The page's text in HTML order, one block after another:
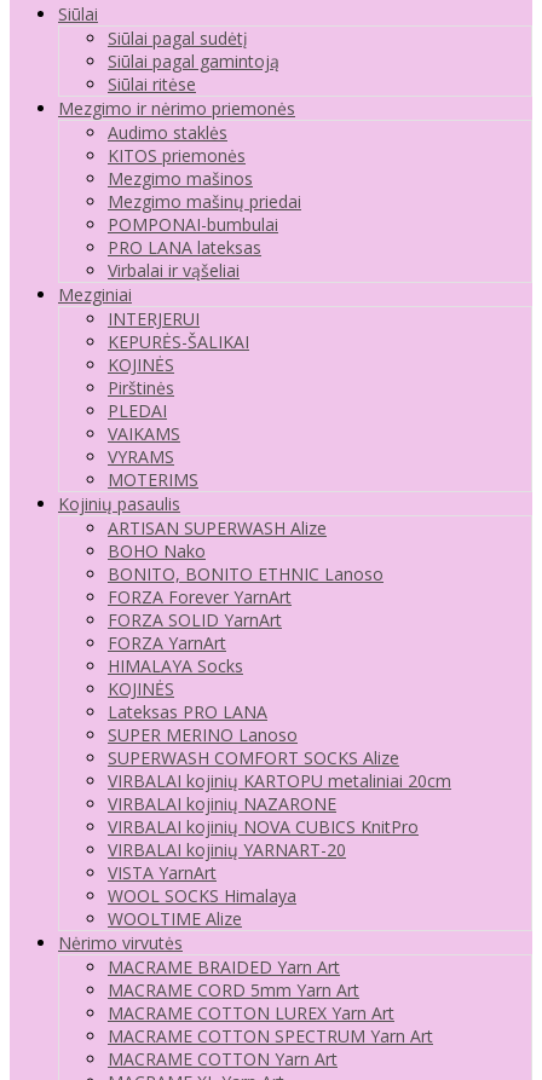
Siūlai
Siūlai pagal sudėtį
Siūlai pagal gamintoją
Siūlai ritėse
Mezgimo ir nėrimo priemonės
Audimo staklės
KITOS priemonės
Mezgimo mašinos
Mezgimo mašinų priedai
POMPONAI-bumbulai
PRO LANA lateksas
Virbalai ir vąšeliai
Mezginiai
INTERJERUI
KEPURĖS-ŠALIKAI
KOJINĖS
Pirštinės
PLEDAI
VAIKAMS
VYRAMS
MOTERIMS
Kojinių pasaulis
ARTISAN SUPERWASH Alize
BOHO Nako
BONITO, BONITO ETHNIC Lanoso
FORZA Forever YarnArt
FORZA SOLID YarnArt
FORZA YarnArt
HIMALAYA Socks
KOJINĖS
Lateksas PRO LANA
SUPER MERINO Lanoso
SUPERWASH COMFORT SOCKS Alize
VIRBALAI kojinių KARTOPU metaliniai 20cm
VIRBALAI kojinių NAZARONE
VIRBALAI kojinių NOVA CUBICS KnitPro
VIRBALAI kojinių YARNART-20
VISTA YarnArt
WOOL SOCKS Himalaya
WOOLTIME Alize
Nėrimo virvutės
MACRAME BRAIDED Yarn Art
MACRAME CORD 5mm Yarn Art
MACRAME COTTON LUREX Yarn Art
MACRAME COTTON SPECTRUM Yarn Art
MACRAME COTTON Yarn Art